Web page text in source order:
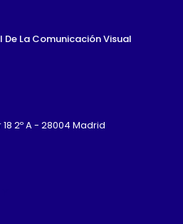
F
La Comunicación Visual
2º A - 28004 Madrid